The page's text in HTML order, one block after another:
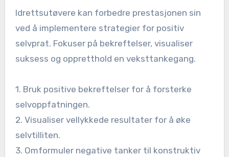
Idrettsutøvere kan forbedre prestasjonen sin
ved å implementere strategier for positiv
selvprat. Fokuser på bekreftelser, visualiser
suksess og oppretthold en veksttankegang.
1. Bruk positive bekreftelser for å forsterke
selvoppfatningen.
2. Visualiser vellykkede resultater for å øke
selvtilliten.
3. Omformuler negative tanker til konstruktiv